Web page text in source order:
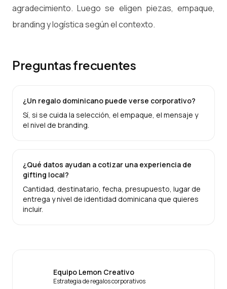
agradecimiento. Luego se eligen piezas, empaque,
branding y logística según el contexto.
Preguntas frecuentes
¿Un regalo dominicano puede verse corporativo?
Sí, si se cuida la selección, el empaque, el mensaje y
el nivel de branding.
¿Qué datos ayudan a cotizar una experiencia de
gifting local?
Cantidad, destinatario, fecha, presupuesto, lugar de
entrega y nivel de identidad dominicana que quieres
incluir.
Equipo Lemon Creativo
Estrategia de regalos corporativos